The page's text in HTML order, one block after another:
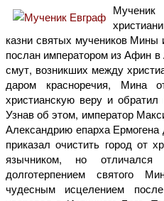
казни святых мучеников
послан императором из Афин
смут, возникших между
даром красноречия, Мина
христианскую веру и
Узнав об этом, император
Александрию епарха
приказал очистить город от
язычником, но отличался
долготерпением святого
чудесным исцелением